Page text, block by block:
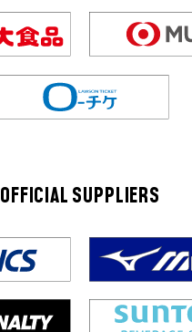
OFFICIAL SUPPLIERS